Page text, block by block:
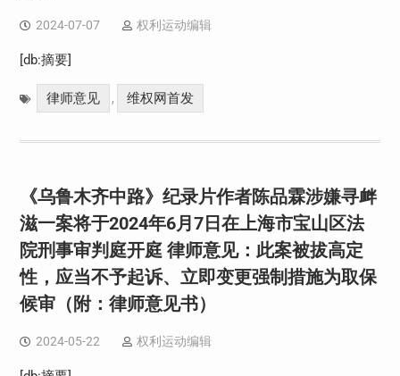
2024-07-07 权利运动编辑
[db:摘要]
律师意见 , 维权网首发
《乌鲁木齐中路》纪录片作者陈品霖涉嫌寻衅
滋一案将于2024年6月7日在上海市宝山区法
院刑事审判庭开庭 律师意见：此案被拔高定
性，应当不予起诉、立即变更强制措施为取保
候审（附：律师意见书）
2024-05-22 权利运动编辑